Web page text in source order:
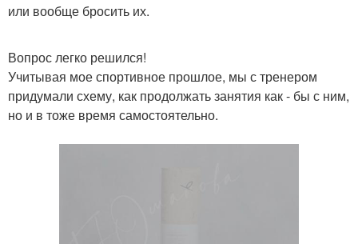
или вообще бросить их.
Вопрос легко решился!
Учитывая мое спортивное прошлое, мы с тренером
придумали схему, как продолжать занятия как - бы с ним,
но и в тоже время самостоятельно.